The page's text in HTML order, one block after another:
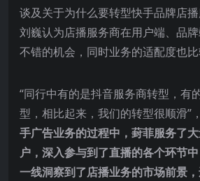
谈及关于为什么要转型快手品牌店
刘巍认为店播服务商在用户端、品
不错的机会，同时业务的适配度也比
“同行中有的是抖音服务商转型，有
型，相比起来，我们的转型很顺滑”
手广告业务的过程中，葑菲服务了
户，深入参与到了直播的各个环节
一线洞察到了店播业务的市场前景